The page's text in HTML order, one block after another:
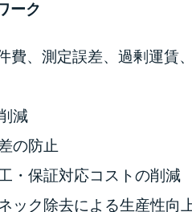
ーク
費、測定誤差、過剰運賃
減
の防止
・保証対応コストの削減
ック除去による生産性向